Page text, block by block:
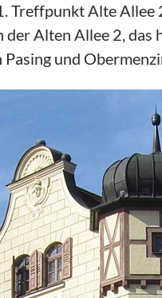
Treffpunkt Alte Allee
der Alten Allee 2,
und